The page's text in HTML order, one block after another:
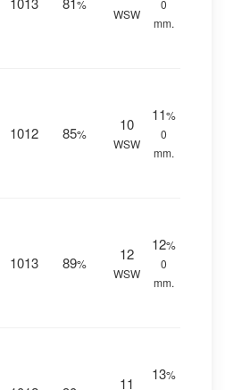
%
WSW
0
mm.
1012 85%
10
WSW
11%
0
mm.
1013 89%
12
WSW
12%
0
mm.
11
13%